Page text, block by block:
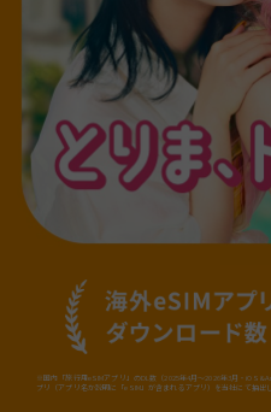
※国内「旅行用eSIMアプリ」のDL数（2025年4月～2026年3月・
プリ（アプリ名か説明に「eSIM」が含まれるアプリ）を当社にて抽出